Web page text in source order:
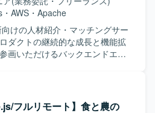
GitHub コミュニケーション/タ
Notion を利用しています。
・ AWS ・ Apache
向けの人材紹介・マッチングサー
ダクトの継続的な成長と機能拡
画いただけるバックエンドエン
。人材紹介・マッチングサービ
インターネットサービスの顧客
フルリモート】食と農の